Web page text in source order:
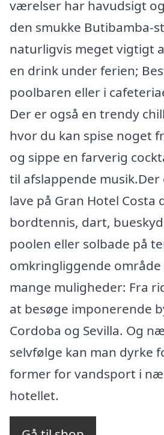
værelser har havudsigt
den smukke Butibamba-
naturligvis meget vigtigt
en drink under ferien;
poolbaren eller i
Der er også en trendy
hvor du kan spise noget
og sippe en farverig
til afslappende musik.Der
lave på Gran Hotel Costa
bordtennis, dart,
poolen eller solbade på
omkringliggende område
mange muligheder: Fra
at besøge imponerende
Cordoba og Sevilla. Og
selvfølge kan man dyrke
former for vandsport i
hotellet.